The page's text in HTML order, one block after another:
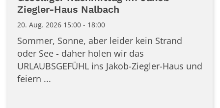
Ziegler-Haus Nalbach
20. Aug. 2026 15:00 - 18:00
Sommer, Sonne, aber leider kein Strand
oder See - daher holen wir das
URLAUBSGEFÜHL ins Jakob-Ziegler-Haus und
feiern ...